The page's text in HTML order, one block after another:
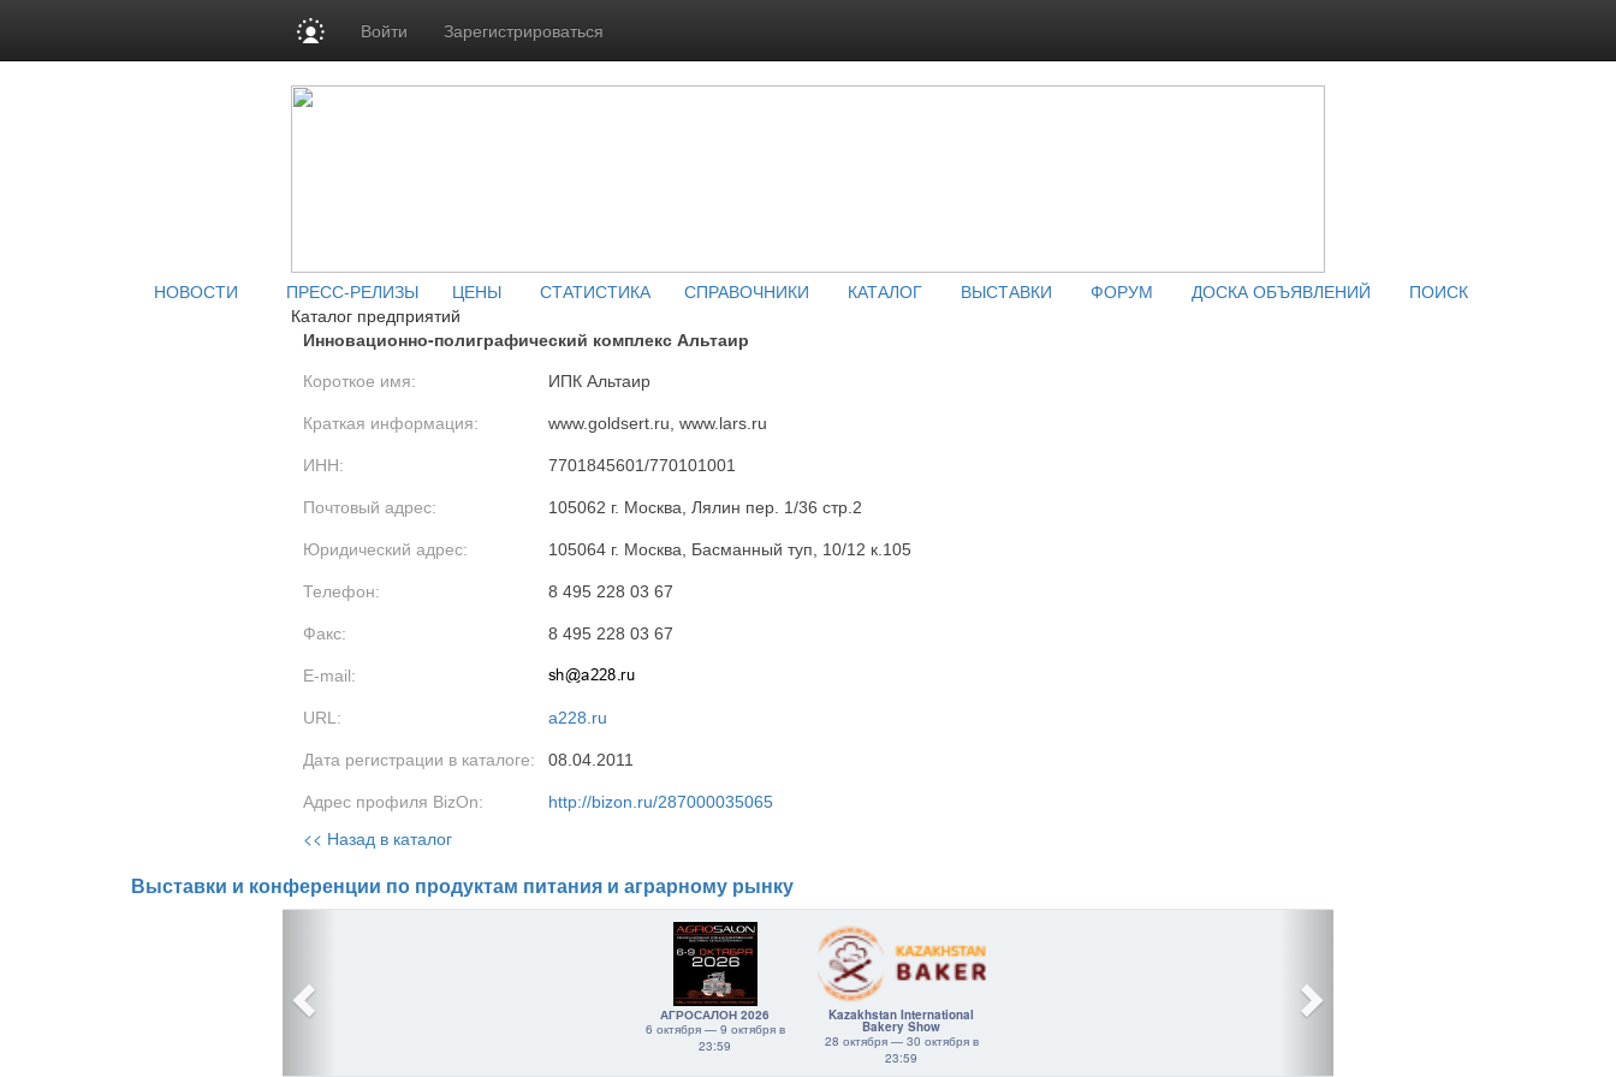
Войти Зарегистрироваться
НОВОСТИ ПРЕСС-РЕЛИЗЫ ЦЕНЫ СТАТИСТИКА СПРАВОЧНИКИ КАТАЛОГ ВЫСТАВКИ ФОРУМ ДОСКА ОБЪЯВЛЕНИЙ
ПОИСК
Каталог предприятий
Инновационно-полиграфический комплекс Альтаир
Короткое имя: ИПК Альтаир
Краткая информация: www.goldsert.ru, www.lars.ru
ИНН: 7701845601/770101001
Почтовый адрес: 105062 г. Москва, Лялин пер. 1/36 стр.2
Юридический адрес: 105064 г. Москва, Басманный туп, 10/12 к.105
Телефон: 8 495 228 03 67
Факс: 8 495 228 03 67
E-mail:
URL: a228.ru
Дата регистрации в каталоге: 08.04.2011
Адрес профиля BizOn: http://bizon.ru/287000035065
<< Назад в каталог
Выставки и конференции по продуктам питания и аграрному рынку
АГРОСАЛОН 2026
6 октября — 9 октября в
23:59
Kazakhstan International
Bakery Show
28 октября — 30 октября в
23:59